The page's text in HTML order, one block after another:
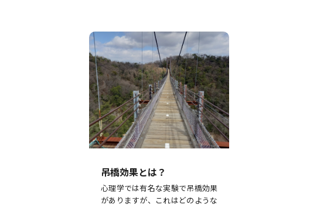
吊橋効果とは？
心理学では有名な実験で吊橋効果
がありますが、これはどのような